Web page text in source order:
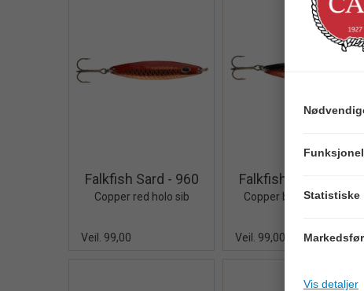
Falkfish Sard - 960
Copper red holo sib
Veil. 99,00
Quick
Falkfish Sard - 959
Copper black holo sib
Veil. 99,00
Statistiske
Vis detaljer